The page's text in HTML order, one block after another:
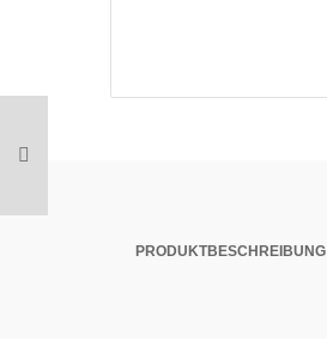
PRODUKTBESCHREIBUNG